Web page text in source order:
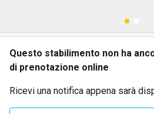
Questo stabilimento non ha
di prenotazione online
Ricevi una notifica appena sarà